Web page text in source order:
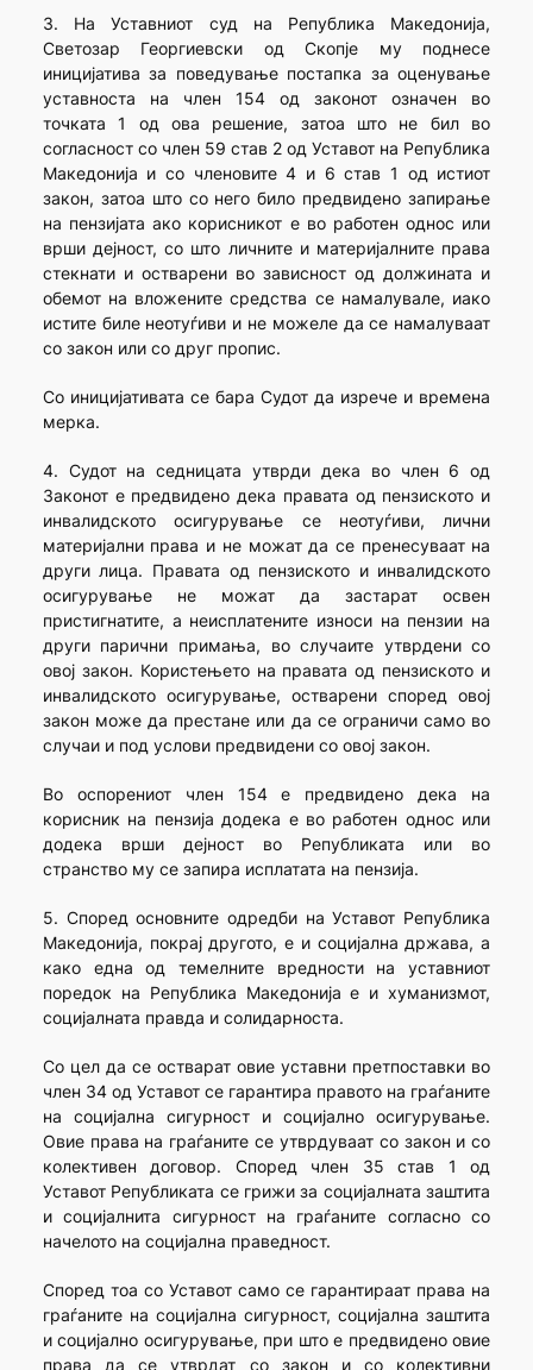
3. На Уставниот суд на Република Македонија,
Светозар Георгиевски од Скопје му поднесе
иницијатива за поведување постапка за оценување
уставноста на член 154 од законот означен во
точката 1 од ова решение, затоа што не бил во
согласност со член 59 став 2 од Уставот на Република
Македонија и со членовите 4 и 6 став 1 од истиот
закон, затоа што со него било предвидено запирање
на пензијата ако корисникот е во работен однос или
врши дејност, со што личните и материјалните права
стекнати и остварени во зависност од должината и
обемот на вложените средства се намалувале, иако
истите биле неотуѓиви и не можеле да се намалуваат
со закон или со друг пропис.
Со иницијативата се бара Судот да изрече и времена
мерка.
4. Судот на седницата утврди дека во член 6 од
Законот е предвидено дека правата од пензиското и
инвалидското осигурување се неотуѓиви, лични
материјални права и не можат да се пренесуваат на
други лица. Правата од пензиското и инвалидското
осигурување не можат да застарат освен
пристигнатите, а неисплатените износи на пензии на
други парични примања, во случаите утврдени со
овој закон. Користењето на правата од пензиското и
инвалидското осигурување, остварени според овој
закон може да престане или да се ограничи само во
случаи и под услови предвидени со овој закон.
Во оспорениот член 154 е предвидено дека на
корисник на пензија додека е во работен однос или
додека врши дејност во Републиката или во
странство му се запира исплатата на пензија.
5. Според основните одредби на Уставот Република
Македонија, покрај другото, е и социјална држава, а
како една од темелните вредности на уставниот
поредок на Република Македонија е и хуманизмот,
социјалната правда и солидарноста.
Со цел да се остварат овие уставни претпоставки во
член 34 од Уставот се гарантира правото на граѓаните
на социјална сигурност и социјално осигурување.
Овие права на граѓаните се утврдуваат со закон и со
колективен договор. Според член 35 став 1 од
Уставот Републиката се грижи за социјалната заштита
и социјалнита сигурност на граѓаните согласно со
начелото на социјална праведност.
Според тоа со Уставот само се гарантираат права на
граѓаните на социјална сигурност, социјална заштита
и социјално осигурување, при што е предвидено овие
права да се утврдат со закон и со колективни